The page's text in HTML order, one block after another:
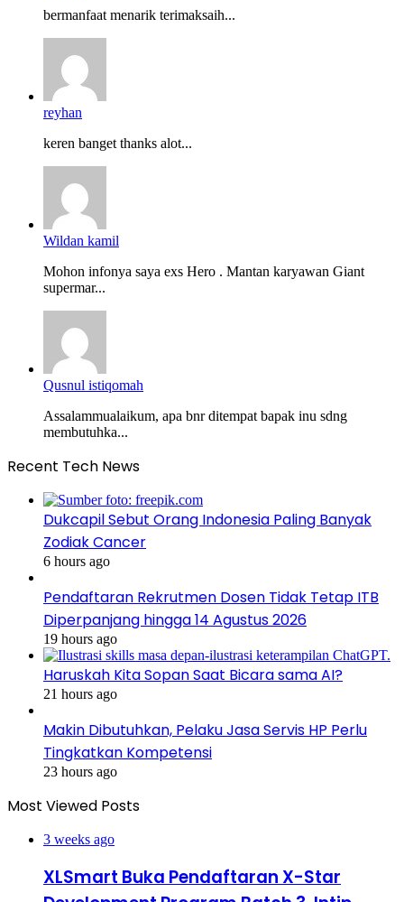
bermanfaat menarik terimaksaih...
reyhan
keren banget thanks alot...
Wildan kamil
Mohon infonya saya exs Hero . Mantan karyawan Giant
supermar...
Qusnul istiqomah
Assalammualaikum, apa bnr ditempat bapak inu sdng
membutuhka...
Recent Tech News
Dukcapil Sebut Orang Indonesia Paling Banyak
Zodiak Cancer
6 hours ago
Pendaftaran Rekrutmen Dosen Tidak Tetap ITB
Diperpanjang hingga 14 Agustus 2026
19 hours ago
Haruskah Kita Sopan Saat Bicara sama AI?
21 hours ago
Makin Dibutuhkan, Pelaku Jasa Servis HP Perlu
Tingkatkan Kompetensi
23 hours ago
Most Viewed Posts
3 weeks ago
XLSmart Buka Pendaftaran X-Star